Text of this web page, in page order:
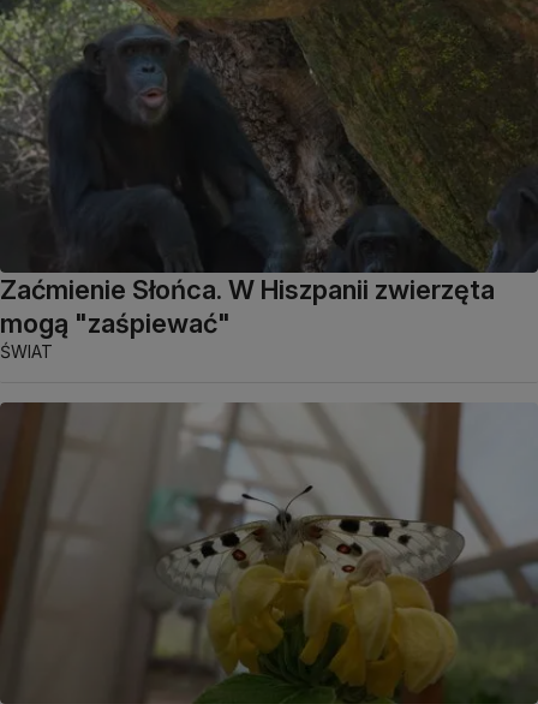
Zaćmienie Słońca. W Hiszpanii zwierzęta
mogą "zaśpiewać"
ŚWIAT